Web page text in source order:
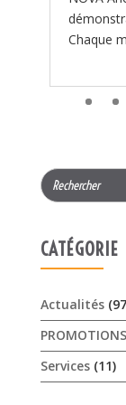
Search
CATÉGORIE
PROMOTIONS
3